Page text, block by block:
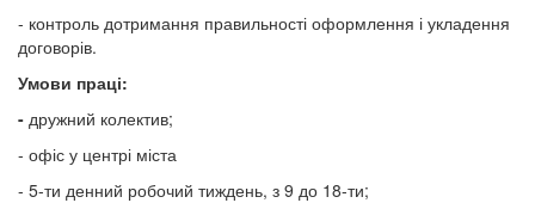
- контроль дотримання правильності оформлення і укладення
договорів.
Умови праці:
- дружний колектив;
- офіс у центрі міста
- 5-ти денний робочий тиждень, з 9 до 18-ти;